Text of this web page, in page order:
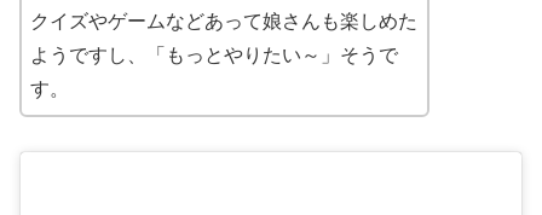
クイズやゲームなどあって娘さんも楽しめた
ようですし、「もっとやりたい～」そうで
す。